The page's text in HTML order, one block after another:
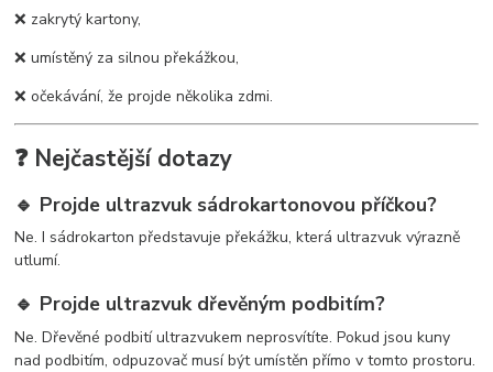
❌ zakrytý kartony,
❌ umístěný za silnou překážkou,
❌ očekávání, že projde několika zdmi.
❓ Nejčastější dotazy
🔹 Projde ultrazvuk sádrokartonovou příčkou?
Ne. I sádrokarton představuje překážku, která ultrazvuk výrazně
utlumí.
🔹 Projde ultrazvuk dřevěným podbitím?
Ne. Dřevěné podbití ultrazvukem neprosvítíte. Pokud jsou kuny
nad podbitím, odpuzovač musí být umístěn přímo v tomto prostoru.